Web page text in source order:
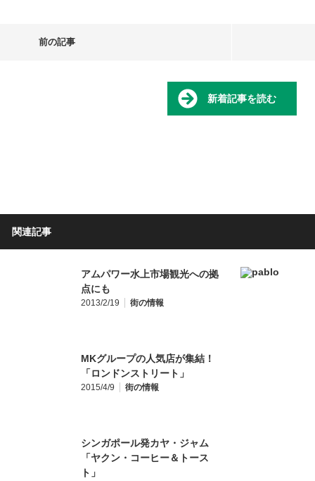
前の記事
新着記事を読む
関連記事
アムパワー水上市場観光への拠
点にも
2013/2/19 街の情報
MKグループの人気店が集結！
「ロンドンストリート」
2015/4/9 街の情報
シンガポール発カヤ・ジャム
「ヤクン・コーヒー＆トース
ト」